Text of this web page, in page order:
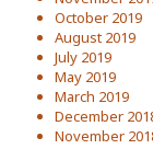
October 2019
August 2019
July 2019
May 2019
March 2019
December
November